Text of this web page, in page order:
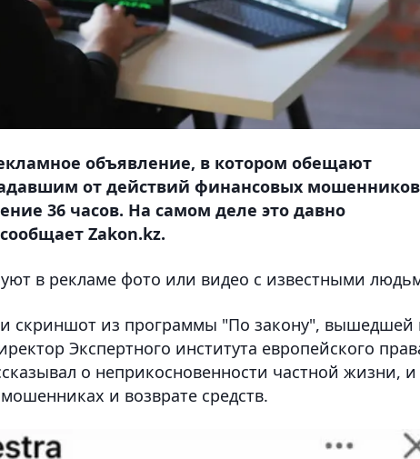
объявление, в котором обещают
от действий финансовых
36 часов. На самом деле это давно
Zakon.kz.
в рекламе фото или видео с известными
скриншот из программы "По закону", вышедшей
Экспертного института европейского
о неприкосновенности частной жизни, и
и возврате средств.